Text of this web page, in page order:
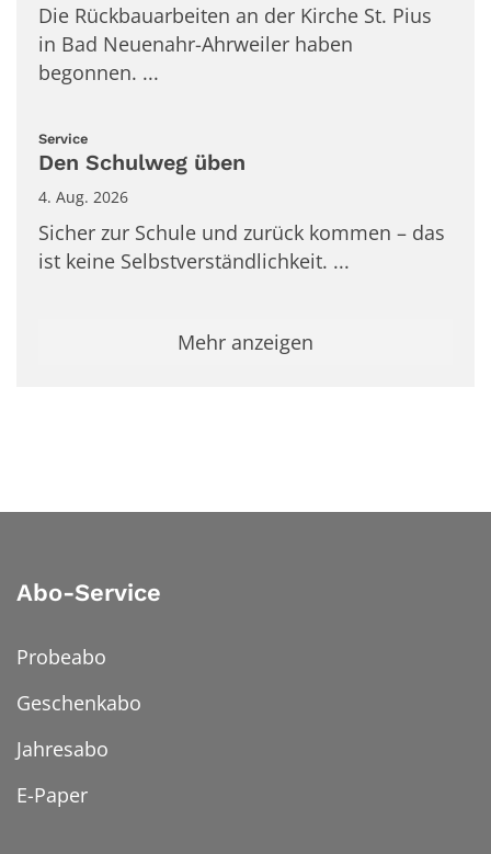
Die Rückbauarbeiten an der Kirche St. Pius
in Bad Neuenahr-Ahrweiler haben
begonnen. ...
Service:
Den Schulweg üben
4. Aug. 2026
Sicher zur Schule und zurück kommen – das
ist keine Selbstverständlichkeit. ...
Mehr anzeigen
Abo-Service
Probeabo
Geschenkabo
Jahresabo
E-Paper